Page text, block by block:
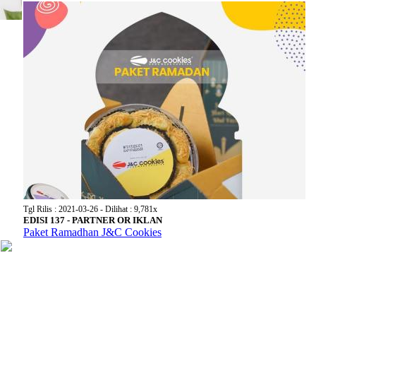
Tgl Rilis : 2021-03-26 - Dilihat : 9,781x
EDISI 137 - PARTNER OR IKLAN
Paket Ramadhan J&C Cookies